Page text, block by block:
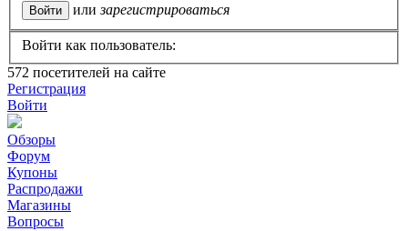
или зарегистрироваться
Войти как пользователь:
572 посетителей на сайте
Регистрация
Войти
Обзоры
Форум
Купоны
Распродажи
Магазины
Вопросы